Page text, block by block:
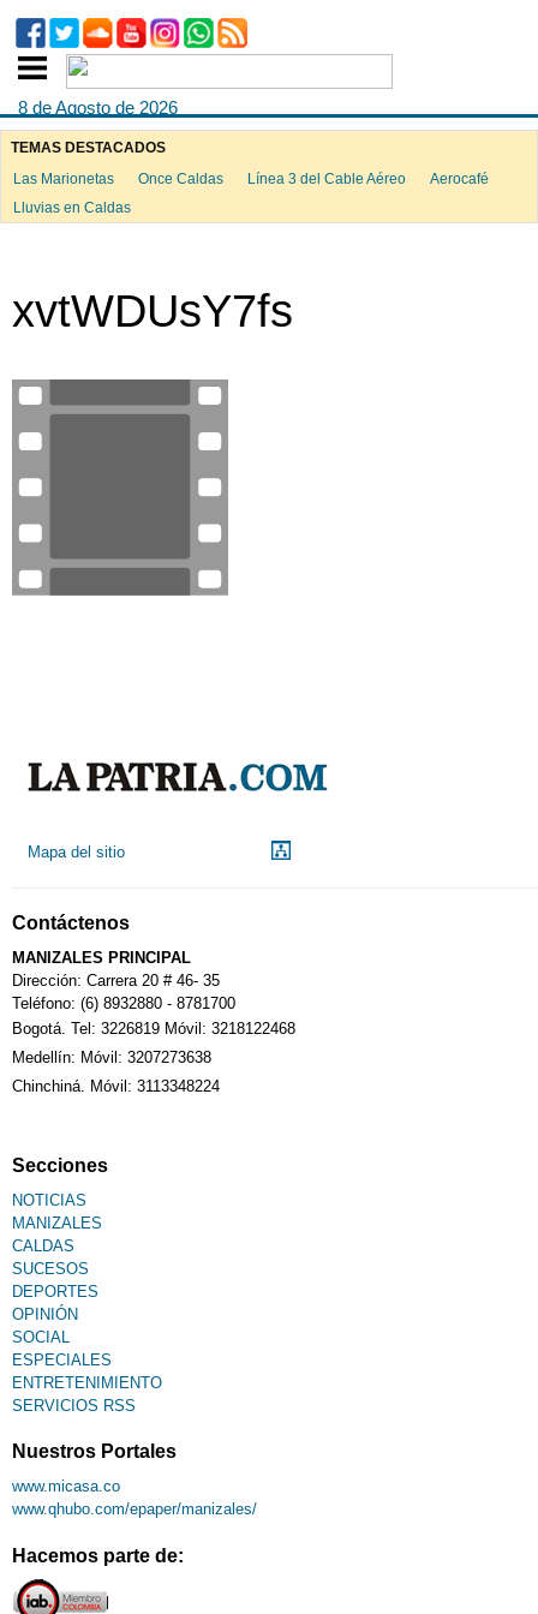
8 de Agosto de 2026
TEMAS DESTACADOS
Las Marionetas
Once Caldas Línea 3 del Cable Aéreo
Aerocafé
Lluvias en Caldas
xvtWDUsY7fs
Mapa del sitio
Contáctenos
MANIZALES PRINCIPAL
Dirección: Carrera 20 # 46- 35
Teléfono: (6) 8932880 - 8781700
Bogotá. Tel: 3226819 Móvil: 3218122468
Medellín: Móvil: 3207273638
Chinchiná. Móvil: 3113348224
Secciones
NOTICIAS
MANIZALES
CALDAS
SUCESOS
DEPORTES
OPINIÓN
SOCIAL
ESPECIALES
ENTRETENIMIENTO
SERVICIOS RSS
Nuestros Portales
www.micasa.co
www.qhubo.com/epaper/manizales/
Hacemos parte de: